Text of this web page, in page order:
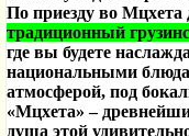
По приезду во Мцхета
традиционный
где вы будете
национальными
атмосферой, под
«Мцхета» –
душа этой